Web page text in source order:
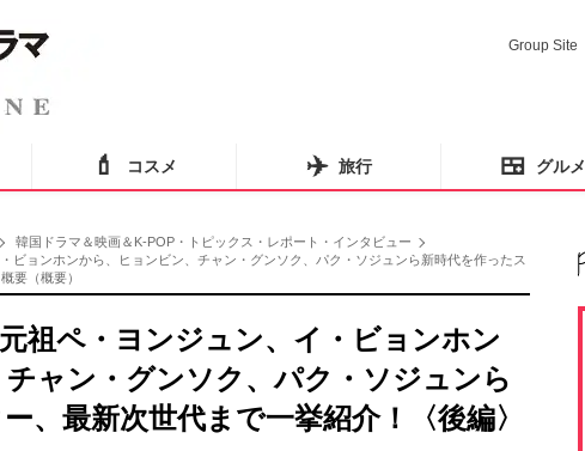
Group Site
💄 コスメ ✈️ 旅行 🍱 グルメ
韓国ドラマ＆映画＆K-POP・トピックス・レポート・インタビュー
ビョンホンから、ヒョンビン、チャン・グンソク、パク・ソジュンら新時代を作ったス
要（概要）
祖ペ・ヨンジュン、イ・ビョンホン
ャン・グンソク、パク・ソジュンら
、最新次世代まで一挙紹介！〈後編〉